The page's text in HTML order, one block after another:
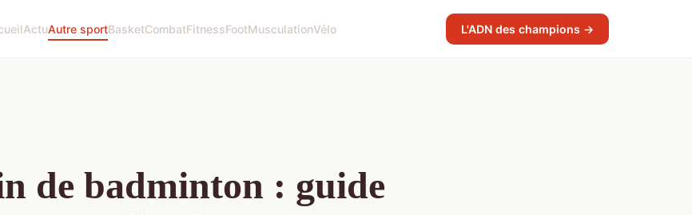
ActuAutre sportBasketCombatFitnessFootMusculationVélo L'ADN des champions →
de badminton : guide